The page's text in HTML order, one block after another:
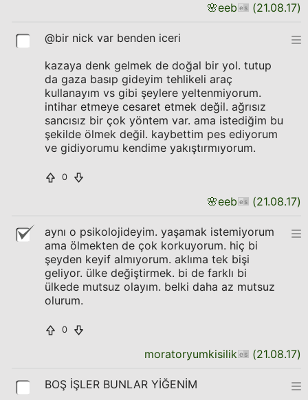
🌸eeb (21.08.17)
@bir nick var benden iceri
kazaya denk gelmek de doğal bir yol. tutup
da gaza basıp gideyim tehlikeli araç
kullanayım vs gibi şeylere yeltenmiyorum.
intihar etmeye cesaret etmek değil. ağrısız
sancısız bir çok yöntem var. ama istediğim bu
şekilde ölmek değil. kaybettim pes ediyorum
ve gidiyorumu kendime yakıştırmıyorum.
0
🌸eeb (21.08.17)
aynı o psikolojideyim. yaşamak istemiyorum
ama ölmekten de çok korkuyorum. hiç bi
şeyden keyif almıyorum. aklıma tek bişi
geliyor. ülke değiştirmek. bi de farklı bi
ülkede mutsuz olayım. belki daha az mutsuz
olurum.
0
moratoryumkisilik (21.08.17)
BOŞ İŞLER BUNLAR YİĞENİM